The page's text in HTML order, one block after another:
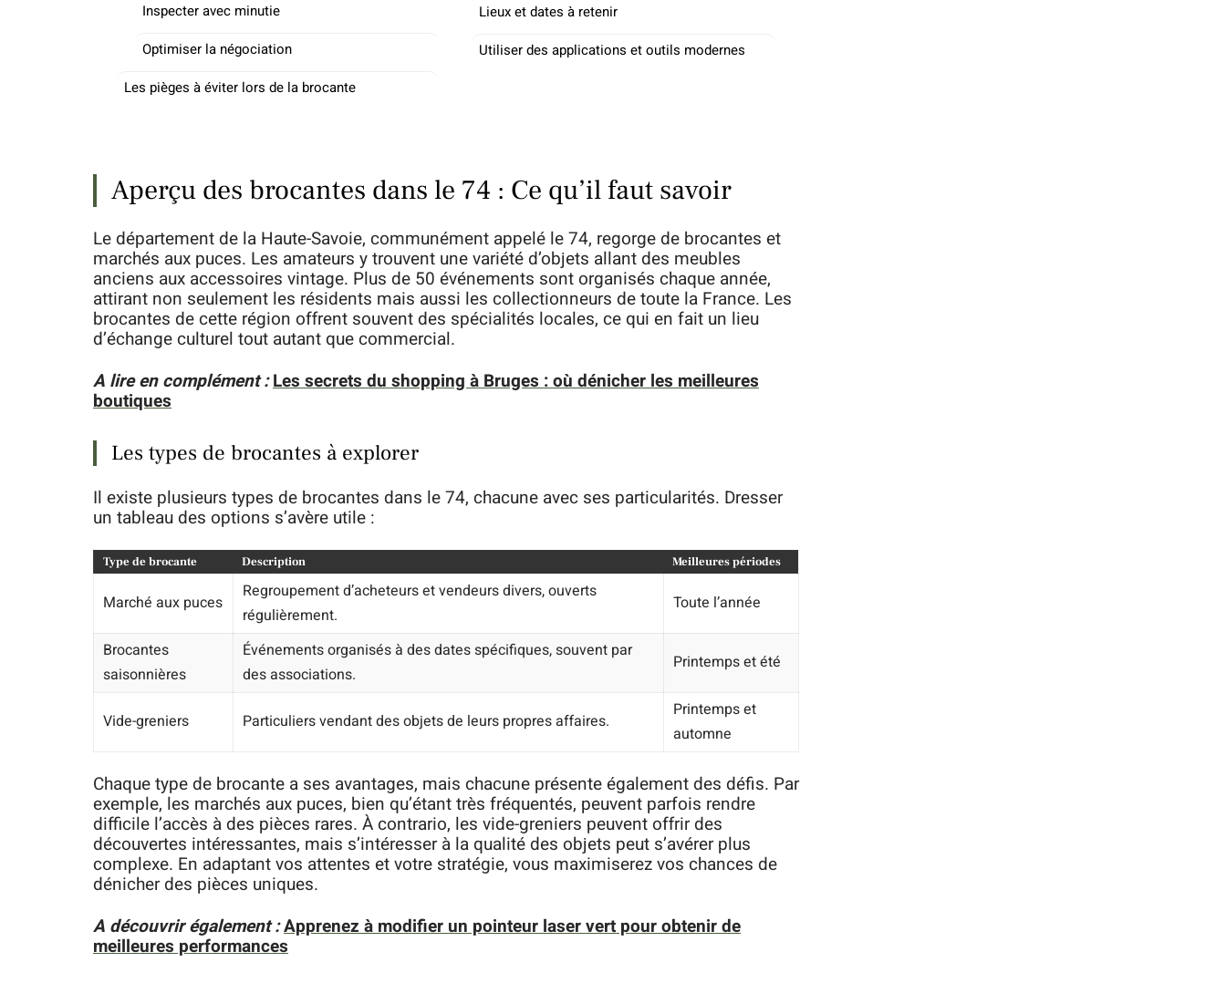
Inspecter avec minutie
Optimiser la négociation
Les pièges à éviter lors de la brocante
Lieux et dates à retenir
Utiliser des applications et outils modernes
Aperçu des brocantes dans le 74 : Ce qu’il faut savoir
Le département de la Haute-Savoie, communément appelé le 74, regorge de brocantes et
marchés aux puces. Les amateurs y trouvent une variété d’objets allant des meubles
anciens aux accessoires vintage. Plus de 50 événements sont organisés chaque année,
attirant non seulement les résidents mais aussi les collectionneurs de toute la France. Les
brocantes de cette région offrent souvent des spécialités locales, ce qui en fait un lieu
d’échange culturel tout autant que commercial.
A lire en complément :Les secrets du shopping à Bruges : où dénicher les meilleures
boutiques
Les types de brocantes à explorer
Il existe plusieurs types de brocantes dans le 74, chacune avec ses particularités. Dresser
un tableau des options s’avère utile :
Type de brocante Description Meilleures périodes
Marché aux puces
Regroupement d’acheteurs et vendeurs divers, ouverts
régulièrement.
Toute l’année
Brocantes
saisonnières
Événements organisés à des dates spécifiques, souvent par
des associations.
Printemps et été
Vide-greniers Particuliers vendant des objets de leurs propres affaires.
Printemps et
automne
Chaque type de brocante a ses avantages, mais chacune présente également des défis. Par
exemple, les marchés aux puces, bien qu’étant très fréquentés, peuvent parfois rendre
difficile l’accès à des pièces rares. À contrario, les vide-greniers peuvent offrir des
découvertes intéressantes, mais s’intéresser à la qualité des objets peut s’avérer plus
complexe. En adaptant vos attentes et votre stratégie, vous maximiserez vos chances de
dénicher des pièces uniques.
A découvrir également :Apprenez à modifier un pointeur laser vert pour obtenir de
meilleures performances